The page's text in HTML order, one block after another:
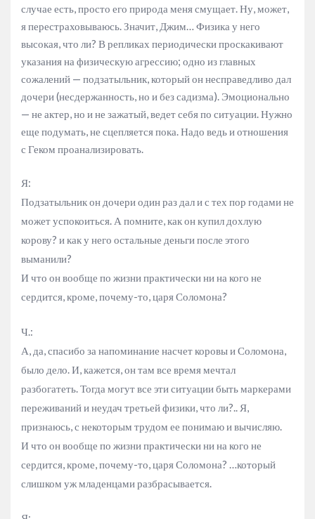
случае есть, просто его природа меня смущает. Ну, может,
я перестраховываюсь. Значит, Джим… Физика у него
высокая, что ли? В репликах периодически проскакивают
указания на физическую агрессию; одно из главных
сожалений — подзатыльник, который он несправедливо дал
дочери (несдержанность, но и без садизма). Эмоционально
— не актер, но и не зажатый, ведет себя по ситуации. Нужно
еще подумать, не сцепляется пока. Надо ведь и отношения
с Геком проанализировать.
Я:
Подзатыльник он дочери один раз дал и с тех пор годами не
может успокоиться. А помните, как он купил дохлую
корову? и как у него остальные деньги после этого
выманили?
И что он вообще по жизни практически ни на кого не
сердится, кроме, почему-то, царя Соломона?
Ч.:
А, да, спасибо за напоминание насчет коровы и Соломона,
было дело. И, кажется, он там все время мечтал
разбогатеть. Тогда могут все эти ситуации быть маркерами
переживаний и неудач третьей физики, что ли?.. Я,
признаюсь, с некоторым трудом ее понимаю и вычисляю.
И что он вообще по жизни практически ни на кого не
сердится, кроме, почему-то, царя Соломона? …который
слишком уж младенцами разбрасывается.